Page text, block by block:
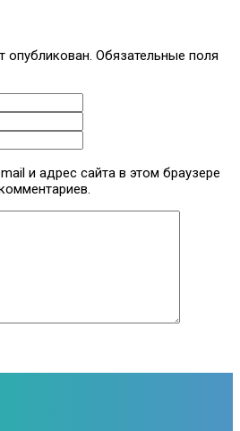
опубликован. Обязательные поля
и адрес сайта в этом браузере